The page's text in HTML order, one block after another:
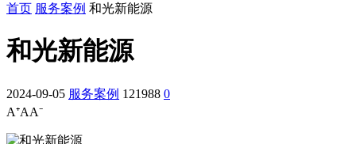
首页 服务案例 和光新能源
和光新能源
2024-09-05 服务案例 121988 0
A⁺AA⁻